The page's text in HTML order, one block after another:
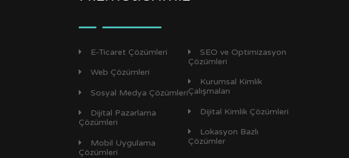
E-Ticaret Çözümleri
Web Çözümleri
Sosyal Medya Çözümleri
Dijital Pazarlama
Çözümleri
Mobil Uygulama
Çözümleri
SEO ve Optimizasyon
Çözümleri
Kurumsal Kimlik
Çalışmaları
Dijital Kimlik Çözümleri
Lokasyon Bazlı
Çözümler